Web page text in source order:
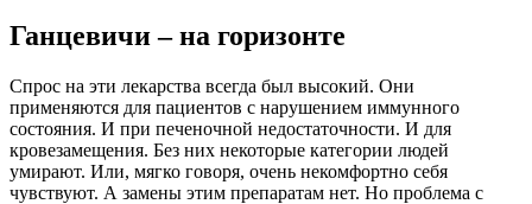
Ганцевичи – на горизонте
Спрос на эти лекарства всегда был высокий. Они
применяются для пациентов с нарушением иммунного
состояния. И при печеночной недостаточности. И для
кровезамещения. Без них некоторые категории людей
умирают. Или, мягко говоря, очень некомфортно себя
чувствуют. А замены этим препаратам нет. Но проблема с